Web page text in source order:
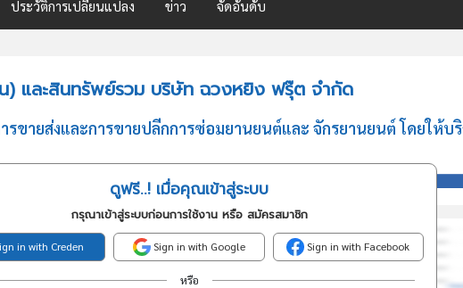
ประวัติการเปลี่ยนแปลง ข่าว จัดอันดับ
น) และสินทรัพย์รวม บริษัท ฉวงหยิง ฟรุ๊ต จำกัด
ขายส่งและการขายปลีกการซ่อมยานยนต์และ จักรยานยนต์ โดยให้บ
ดูฟรี..! เมื่อคุณเข้าสู่ระบบ
กรุณาเข้าสู่ระบบก่อนการใช้งาน หรือ สมัครสมาชิก
in with Creden Sign in with Google Sign in with Facebook
หรือ